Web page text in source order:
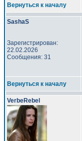
Вернуться к началу
SashaS
Зарегистрирован:
22.02.2026
Сообщения: 31
Вернуться к началу
VerbeRebel